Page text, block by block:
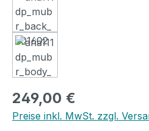
Regulärer Preis:
249,00 €
Preise inkl. MwSt. zzgl.